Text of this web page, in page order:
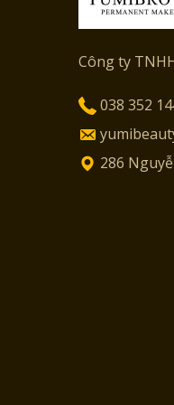
Công ty
038 352
286